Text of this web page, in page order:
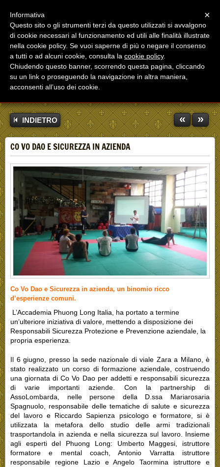
INDIETRO « »
CO VO DAO E SICUREZZA IN AZIENDA
Co Vo Dao e Sicurezza in azienda, un binomio ricco
d’esperienze comuni.
L’Accademia Phuong Long Italia, ha portato a termine
un’ulteriore iniziativa di valore, mettendo a disposizione dei
Responsabili Sicurezza Protezione e Prevenzione aziendale, la
propria esperienza.
Il 6 giugno, presso la sede nazionale di viale Zara a Milano, è
stato realizzato un corso di formazione aziendale, costruendo
una giornata di Co Vo Dao per addetti e responsabili sicurezza
di varie importanti aziende. Con la partnership di
AssoLombarda, nelle persone della D.ssa Mariarosaria
Spagnuolo, responsabile delle tematiche di salute e sicurezza
del lavoro e Riccardo Sapienza psicologo e formatore, si è
utilizzata la metafora dello studio delle armi tradizionali
trasportandola in azienda e nella sicurezza sul lavoro. Insieme
agli esperti del Phuong Long: Umberto Maggesi, istruttore
formatore e mental coach, Antonio Varratta istruttore
responsabile regione Lazio e Angelo Taormina istruttore e
×
Informativa
Questo sito o gli strumenti terzi da questo utilizzati si avvalgono
di cookie necessari al funzionamento ed utili alle finalità illustrate
nella cookie policy. Se vuoi saperne di più o negare il consenso
a tutti o ad alcuni cookie, consulta la cookie policy.
Chiudendo questo banner, scorrendo questa pagina, cliccando
su un link o proseguendo la navigazione in altra maniera,
acconsenti all’uso dei cookie.